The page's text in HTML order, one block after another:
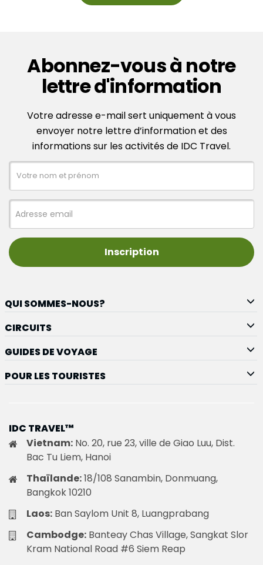
Abonnez-vous à notre
lettre d'information
Votre adresse e-mail sert uniquement à vous
envoyer notre lettre d’information et des
informations sur les activités de IDC Travel.
Inscription
QUI SOMMES-NOUS?
CIRCUITS
GUIDES DE VOYAGE
POUR LES TOURISTES
IDC TRAVEL™
Vietnam: No. 20, rue 23, ville de Giao Luu, Dist.
Bac Tu Liem, Hanoi
Thaïlande:18/108 Sanambin, Donmuang,
Bangkok 10210
Laos: Ban Saylom Unit 8, Luangprabang
Cambodge: Banteay Chas Village, Sangkat Slor
Kram National Road #6 Siem Reap